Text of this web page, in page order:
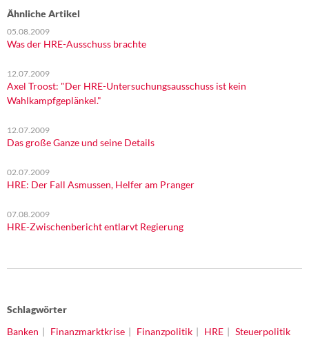
Ähnliche Artikel
05.08.2009
Was der HRE-Ausschuss brachte
12.07.2009
Axel Troost: "Der HRE-Untersuchungsausschuss ist kein
Wahlkampfgeplänkel."
12.07.2009
Das große Ganze und seine Details
02.07.2009
HRE: Der Fall Asmussen, Helfer am Pranger
07.08.2009
HRE-Zwischenbericht entlarvt Regierung
Schlagwörter
Banken
Finanzmarktkrise Finanzpolitik HRE Steuerpolitik